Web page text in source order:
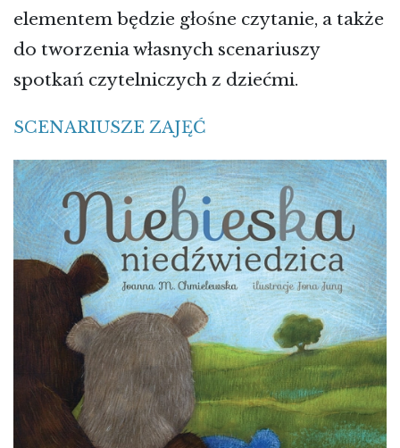
elementem będzie głośne czytanie, a także
do tworzenia własnych scenariuszy
spotkań czytelniczych z dziećmi.
SCENARIUSZE ZAJĘĆ